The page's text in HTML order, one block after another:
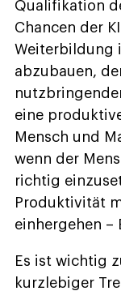
Qualifikation
Chancen der
Weiterbildung
abzubauen,
eine
Mensch und
wenn der
richtig
Produktivität
einhergehen –
Es ist wichtig
kurzlebiger